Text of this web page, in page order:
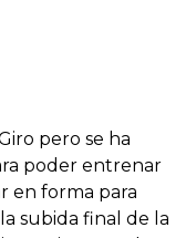
pero se ha
poder entrenar
en forma para
subida final de la